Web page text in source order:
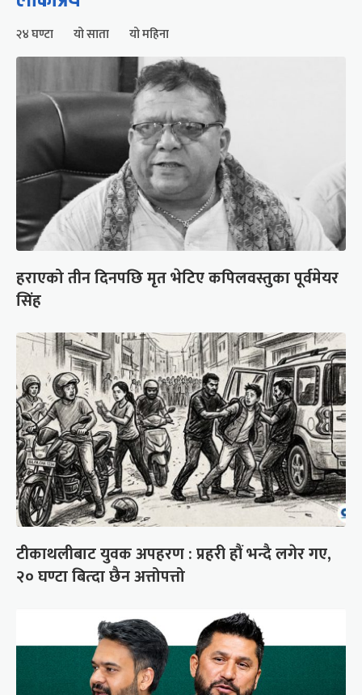
२४ घण्टा यो साता यो महिना
हराएको तीन दिनपछि मृत भेटिए कपिलवस्तुका पूर्वमेयर
सिंह
टीकाथलीबाट युवक अपहरण : प्रहरी हौं भन्दै लगेर गए,
२० घण्टा बित्दा छैन अत्तोपत्तो